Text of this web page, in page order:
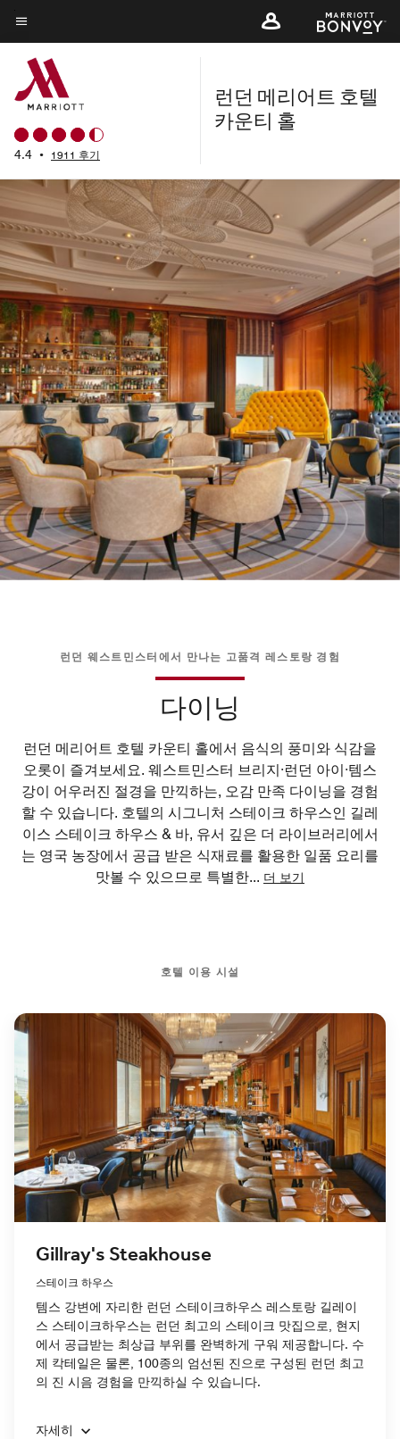
Skip
to
main
content
메뉴 텍스트
4.4 • 1911 후기
런던 메리어트 호텔
카운티 홀
런던 웨스트민스터에서 만나는 고품격 레스토랑 경험
다이닝
런던 메리어트 호텔 카운티 홀에서 음식의 풍미와 식감을
오롯이 즐겨보세요. 웨스트민스터 브리지·런던 아이·템스
강이 어우러진 절경을 만끽하는, 오감 만족 다이닝을 경험
할 수 있습니다. 호텔의 시그니처 스테이크 하우스인 길레
이스 스테이크 하우스 & 바, 유서 깊은 더 라이브러리에서
는 영국 농장에서 공급 받은 식재료를 활용한 일품 요리를
맛볼 수 있으므로 특별한... 더 보기
호텔 이용 시설
Gillray's Steakhouse
스테이크 하우스
템스 강변에 자리한 런던 스테이크하우스 레스토랑 길레이
스 스테이크하우스는 런던 최고의 스테이크 맛집으로, 현지
에서 공급받는 최상급 부위를 완벽하게 구워 제공합니다. 수
제 칵테일은 물론, 100종의 엄선된 진으로 구성된 런던 최고
의 진 시음 경험을 만끽하실 수 있습니다.
자세히